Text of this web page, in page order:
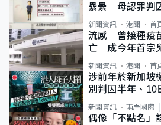
纍纍 母認罪判
類案最惡劣
新聞資訊 港聞 首
流感｜曾接種疫
亡 成今年首宗
新聞資訊 港聞 首
涉前年於新加
別判囚半年、10
新聞資訊 兩岸國際
偶像「不點名